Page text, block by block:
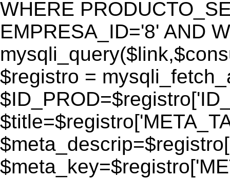
WHERE
EMPRESA_ID='8' AND
$registro =